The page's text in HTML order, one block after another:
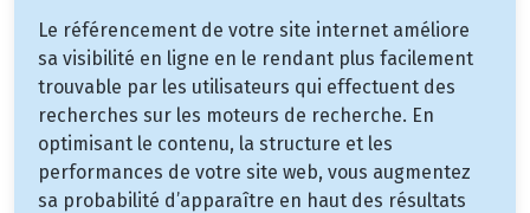
Le référencement de votre site internet améliore
sa visibilité en ligne en le rendant plus facilement
trouvable par les utilisateurs qui effectuent des
recherches sur les moteurs de recherche. En
optimisant le contenu, la structure et les
performances de votre site web, vous augmentez
sa probabilité d’apparaître en haut des résultats